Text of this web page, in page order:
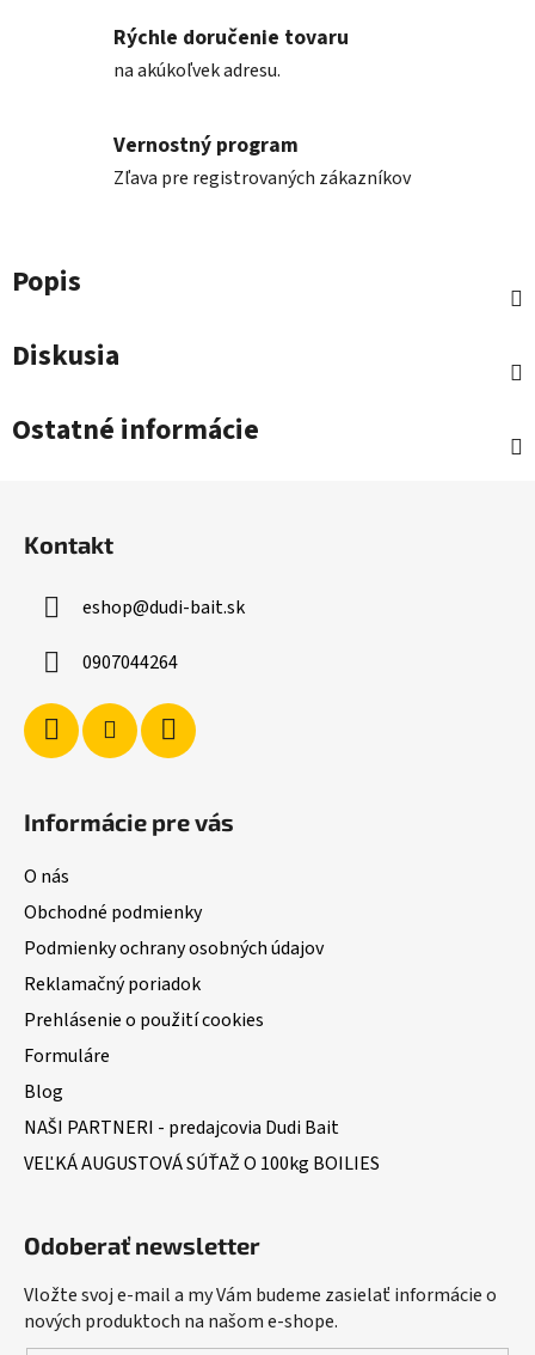
Rýchle doručenie tovaru
na akúkoľvek adresu.
Vernostný program
Zľava pre registrovaných zákazníkov
Popis
Diskusia
Ostatné informácie
Kontakt
eshop@dudi-bait.sk
0907044264
Informácie pre vás
O nás
Obchodné podmienky
Podmienky ochrany osobných údajov
Reklamačný poriadok
Prehlásenie o použití cookies
Formuláre
Blog
NAŠI PARTNERI - predajcovia Dudi Bait
VEĽKÁ AUGUSTOVÁ SÚŤAŽ O 100kg BOILIES
Odoberať newsletter
Vložte svoj e-mail a my Vám budeme zasielať informácie o
nových produktoch na našom e-shope.